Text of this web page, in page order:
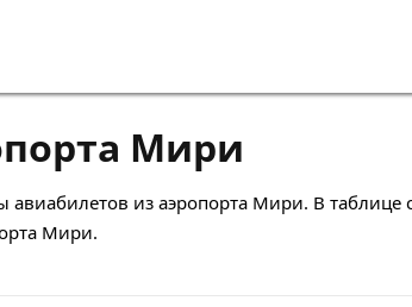
Мири
авиабилетов из аэропорта Мири. В
Мири.